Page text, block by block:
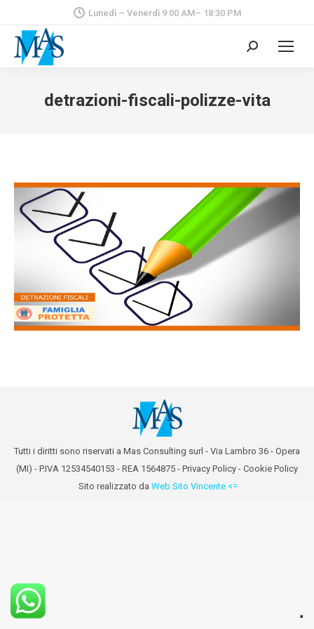
Lunedì – Venerdì 9:00 AM– 18:30 PM
Cerca:
detrazioni-fiscali-polizze-vita
Tutti i diritti sono riservati a Mas Consulting surl - Via Lambro 36 - Opera
(MI) - P.IVA 12534540153 - REA 1564875 - Privacy Policy - Cookie Policy
Sito realizzato da Web Sito Vincente <=